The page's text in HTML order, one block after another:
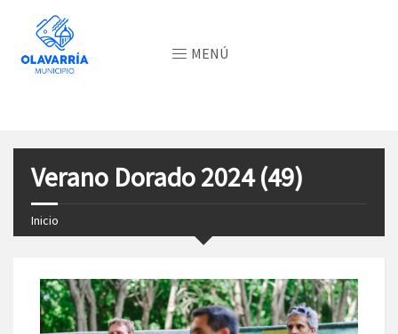
MENÚ
Verano Dorado 2024 (49)
Inicio